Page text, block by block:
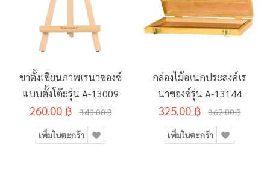
ขาตั้งเขียนภาพเรนาซองซ์
แบบตั้งโต๊ะรุ่น A-13009
260.00 ฿ 340.00 ฿
เพิ่มในตะกร้า
กล่องไม้อเนกประสงค์เร
นาซองซ์รุ่น A-13144
325.00 ฿ 362.00 ฿
เพิ่มในตะกร้า